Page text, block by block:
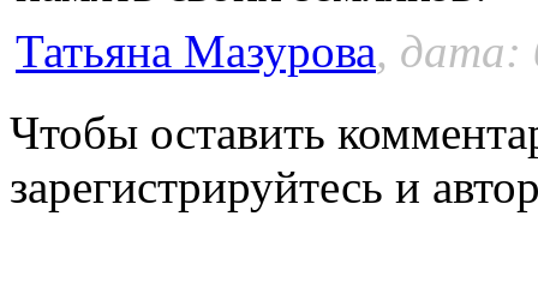
Татьяна Мазурова, дата:
Чтобы оставить
зарегистрируйтесь и